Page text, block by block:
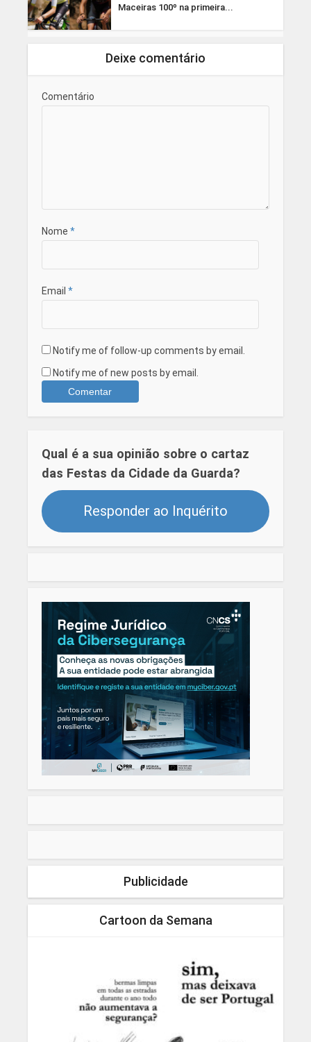
Maceiras 100º na primeira...
Deixe comentário
Comentário
Nome *
Email *
Notify me of follow-up comments by email.
Notify me of new posts by email.
Qual é a sua opinião sobre o cartaz
das Festas da Cidade da Guarda?
Responder ao Inquérito
Publicidade
Cartoon da Semana